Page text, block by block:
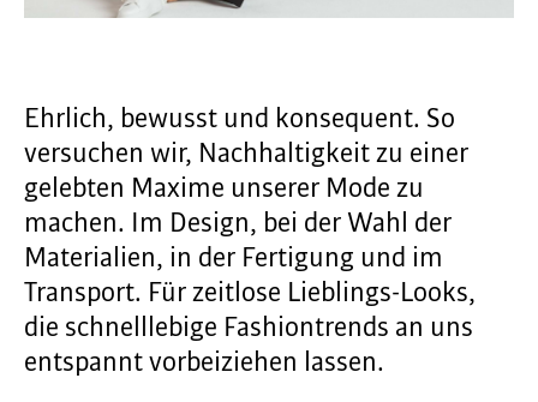
Ehrlich, bewusst und konsequent. So
versuchen wir, Nachhaltigkeit zu einer
gelebten Maxime unserer Mode zu
machen. Im Design, bei der Wahl der
Materialien, in der Fertigung und im
Transport. Für zeitlose Lieblings-Looks,
die schnelllebige Fashiontrends an uns
entspannt vorbeiziehen lassen.